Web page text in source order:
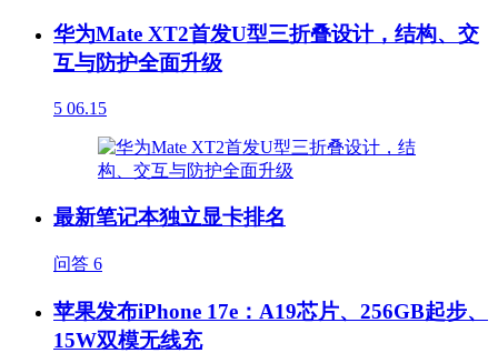
华为Mate XT2首发U型三折叠设计，结构、交
互与防护全面升级
5 06.15
最新笔记本独立显卡排名
问答 6
苹果发布iPhone 17e：A19芯片、256GB起步、
15W双模无线充